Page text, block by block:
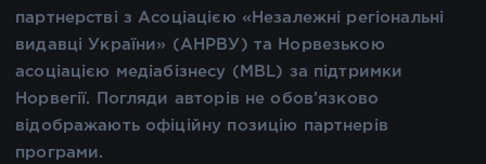
партнерстві з Асоціацією «Незалежні регіональні
видавці України» (АНРВУ) та Норвезькою
асоціацією медіабізнесу (MBL) за підтримки
Норвегії. Погляди авторів не обов’язково
відображають офіційну позицію партнерів
програми.